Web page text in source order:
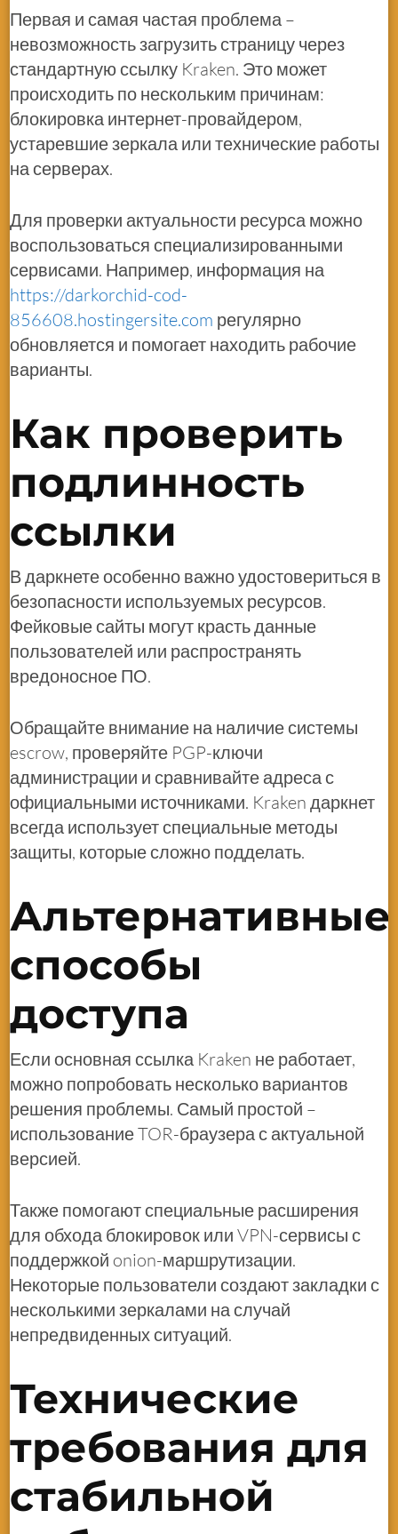
Первая и самая частая проблема –
невозможность загрузить страницу через
стандартную ссылку Kraken. Это может
происходить по нескольким причинам:
блокировка интернет-провайдером,
устаревшие зеркала или технические работы
на серверах.
Для проверки актуальности ресурса можно
воспользоваться специализированными
сервисами. Например, информация на
https://darkorchid-cod-
856608.hostingersite.com регулярно
обновляется и помогает находить рабочие
варианты.
Как проверить
подлинность
ссылки
В даркнете особенно важно удостовериться в
безопасности используемых ресурсов.
Фейковые сайты могут красть данные
пользователей или распространять
вредоносное ПО.
Обращайте внимание на наличие системы
escrow, проверяйте PGP-ключи
администрации и сравнивайте адреса с
официальными источниками. Kraken даркнет
всегда использует специальные методы
защиты, которые сложно подделать.
Альтернативные
способы
доступа
Если основная ссылка Kraken не работает,
можно попробовать несколько вариантов
решения проблемы. Самый простой –
использование TOR-браузера с актуальной
версией.
Также помогают специальные расширения
для обхода блокировок или VPN-сервисы с
поддержкой onion-маршрутизации.
Некоторые пользователи создают закладки с
несколькими зеркалами на случай
непредвиденных ситуаций.
Технические
требования для
стабильной